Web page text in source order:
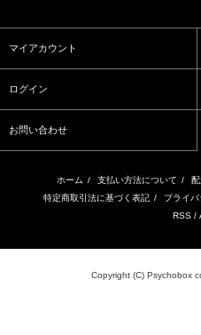
マイアカウント
ログイン
お問い合わせ
ホーム / 支払い方法について /
特定商取引法に基づく表記 / プライ
RSS /
Copyright (C) Psychobox